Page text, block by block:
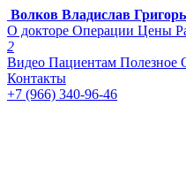
Волков Владислав
О докторе Операции Цены
2
Видео Пациентам Полезное
Контакты
+7 (966) 340-96-46